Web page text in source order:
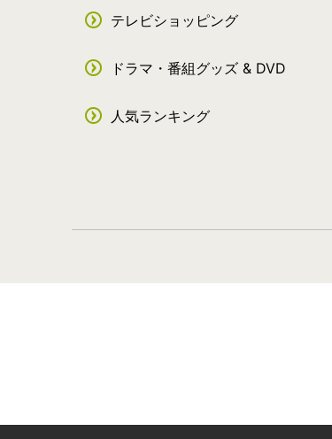
テレビショッピング
ドラマ・番組グッズ & DVD
人気ランキング